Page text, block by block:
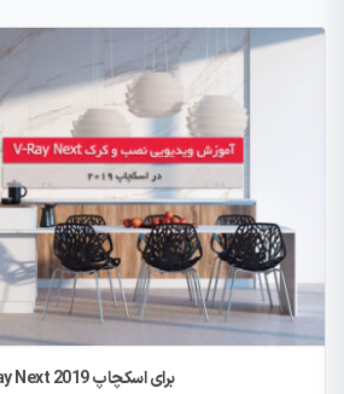
آموزش نصب و کرک V-Ray Next برای اسکچاپ 2019